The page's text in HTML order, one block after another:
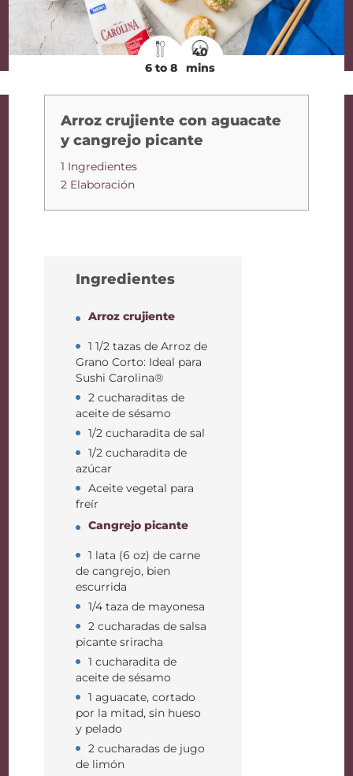
6 to 8
40
mins
Arroz crujiente con aguacate
y cangrejo picante
1 Ingredientes
2 Elaboración
Ingredientes
Arroz crujiente
1 1/2 tazas de Arroz de
Grano Corto: Ideal para
Sushi Carolina®
2 cucharaditas de
aceite de sésamo
1/2 cucharadita de sal
1/2 cucharadita de
azúcar
Aceite vegetal para
freír
Cangrejo picante
1 lata (6 oz) de carne
de cangrejo, bien
escurrida
1/4 taza de mayonesa
2 cucharadas de salsa
picante sriracha
1 cucharadita de
aceite de sésamo
1 aguacate, cortado
por la mitad, sin hueso
y pelado
2 cucharadas de jugo
de limón